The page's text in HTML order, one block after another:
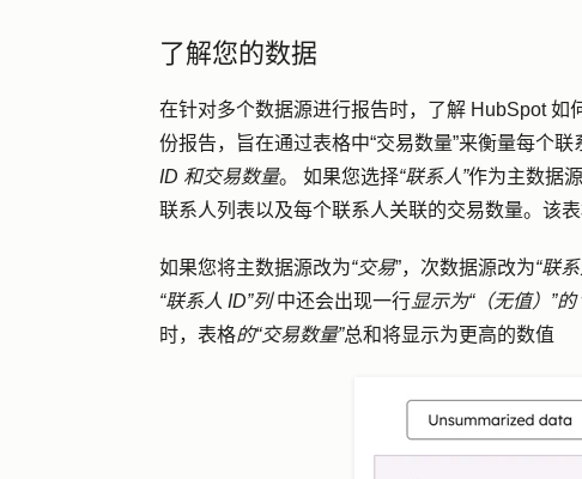
了解您的数据
在针对多个数据源进行报告时，了解 HubSpot
份报告，旨在通过表格中“交易数量”来衡量每个
ID 和交易数量。 如果您选择“联系人”作为主数据
联系人列表以及每个联系人关联的交易数量。该
如果您将主数据源改为“交易”，次数据源改为“联
“联系人 ID”列中还会出现一行显示为“（无值）”的
时，表格的“交易数量”总和将显示为更高的数值